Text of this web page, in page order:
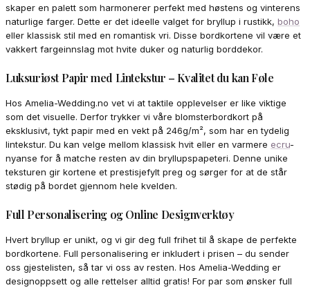
skaper en palett som harmonerer perfekt med høstens og vinterens
naturlige farger. Dette er det ideelle valget for bryllup i rustikk, boho
eller klassisk stil med en romantisk vri. Disse bordkortene vil være et
vakkert fargeinnslag mot hvite duker og naturlig borddekor.
Luksuriøst Papir med Lintekstur – Kvalitet du kan Føle
Hos Amelia-Wedding.no vet vi at taktile opplevelser er like viktige
som det visuelle. Derfor trykker vi våre blomsterbordkort på
eksklusivt, tykt papir med en vekt på 246g/m², som har en tydelig
lintekstur. Du kan velge mellom klassisk hvit eller en varmere ecru-
nyanse for å matche resten av din bryllupspapeteri. Denne unike
teksturen gir kortene et prestisjefylt preg og sørger for at de står
stødig på bordet gjennom hele kvelden.
Full Personalisering og Online Designverktøy
Hvert bryllup er unikt, og vi gir deg full frihet til å skape de perfekte
bordkortene. Full personalisering er inkludert i prisen – du sender
oss gjestelisten, så tar vi oss av resten. Hos Amelia-Wedding er
designoppsett og alle rettelser alltid gratis! For par som ønsker full